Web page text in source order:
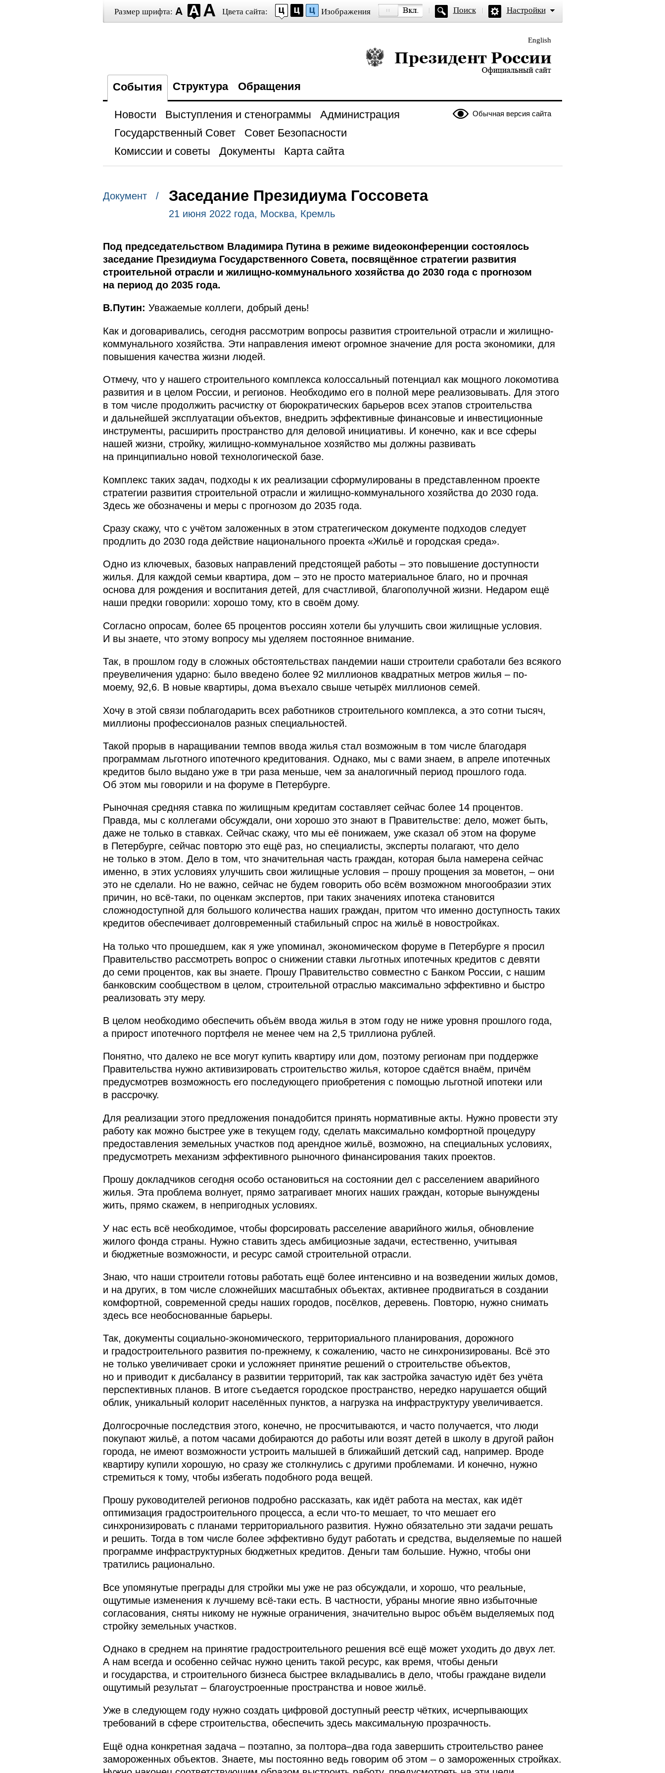
Размер шрифта: Цвета сайта: Изображения Поиск Настройки
English
Президент России — официальный сайт
События Структура Обращения
Обычная версия сайта
Новости Выступления и стенограммы
Администрация
Государственный Совет
Совет Безопасности
Комиссии и советы
Документы Карта сайта
Документ / Заседание Президиума Госсовета
21 июня 2022 года, Москва, Кремль
Под председательством Владимира Путина в режиме видеоконференции состоялось
заседание Президиума Государственного Совета, посвящённое стратегии развития
строительной отрасли и жилищно-коммунального хозяйства до 2030 года с прогнозом
на период до 2035 года.
В.Путин: Уважаемые коллеги, добрый день!
Как и договаривались, сегодня рассмотрим вопросы развития строительной отрасли и жилищно-
коммунального хозяйства. Эти направления имеют огромное значение для роста экономики, для
повышения качества жизни людей.
Отмечу, что у нашего строительного комплекса колоссальный потенциал как мощного локомотива
развития и в целом России, и регионов. Необходимо его в полной мере реализовывать. Для этого
в том числе продолжить расчистку от бюрократических барьеров всех этапов строительства
и дальнейшей эксплуатации объектов, внедрить эффективные финансовые и инвестиционные
инструменты, расширить пространство для деловой инициативы. И конечно, как и все сферы
нашей жизни, стройку, жилищно-коммунальное хозяйство мы должны развивать
на принципиально новой технологической базе.
Комплекс таких задач, подходы к их реализации сформулированы в представленном проекте
стратегии развития строительной отрасли и жилищно-коммунального хозяйства до 2030 года.
Здесь же обозначены и меры с прогнозом до 2035 года.
Сразу скажу, что с учётом заложенных в этом стратегическом документе подходов следует
продлить до 2030 года действие национального проекта «Жильё и городская среда».
Одно из ключевых, базовых направлений предстоящей работы – это повышение доступности
жилья. Для каждой семьи квартира, дом – это не просто материальное благо, но и прочная
основа для рождения и воспитания детей, для счастливой, благополучной жизни. Недаром ещё
наши предки говорили: хорошо тому, кто в своём дому.
Согласно опросам, более 65 процентов россиян хотели бы улучшить свои жилищные условия.
И вы знаете, что этому вопросу мы уделяем постоянное внимание.
Так, в прошлом году в сложных обстоятельствах пандемии наши строители сработали без всякого
преувеличения ударно: было введено более 92 миллионов квадратных метров жилья – по-
моему, 92,6. В новые квартиры, дома въехало свыше четырёх миллионов семей.
Хочу в этой связи поблагодарить всех работников строительного комплекса, а это сотни тысяч,
миллионы профессионалов разных специальностей.
Такой прорыв в наращивании темпов ввода жилья стал возможным в том числе благодаря
программам льготного ипотечного кредитования. Однако, мы с вами знаем, в апреле ипотечных
кредитов было выдано уже в три раза меньше, чем за аналогичный период прошлого года.
Об этом мы говорили и на форуме в Петербурге.
Рыночная средняя ставка по жилищным кредитам составляет сейчас более 14 процентов.
Правда, мы с коллегами обсуждали, они хорошо это знают в Правительстве: дело, может быть,
даже не только в ставках. Сейчас скажу, что мы её понижаем, уже сказал об этом на форуме
в Петербурге, сейчас повторю это ещё раз, но специалисты, эксперты полагают, что дело
не только в этом. Дело в том, что значительная часть граждан, которая была намерена сейчас
именно, в этих условиях улучшить свои жилищные условия – прошу прощения за моветон, – они
это не сделали. Но не важно, сейчас не будем говорить обо всём возможном многообразии этих
причин, но всё-таки, по оценкам экспертов, при таких значениях ипотека становится
сложнодоступной для большого количества наших граждан, притом что именно доступность таких
кредитов обеспечивает долговременный стабильный спрос на жильё в новостройках.
На только что прошедшем, как я уже упоминал, экономическом форуме в Петербурге я просил
Правительство рассмотреть вопрос о снижении ставки льготных ипотечных кредитов с девяти
до семи процентов, как вы знаете. Прошу Правительство совместно с Банком России, с нашим
банковским сообществом в целом, строительной отраслью максимально эффективно и быстро
реализовать эту меру.
В целом необходимо обеспечить объём ввода жилья в этом году не ниже уровня прошлого года,
а прирост ипотечного портфеля не менее чем на 2,5 триллиона рублей.
Понятно, что далеко не все могут купить квартиру или дом, поэтому регионам при поддержке
Правительства нужно активизировать строительство жилья, которое сдаётся внаём, причём
предусмотрев возможность его последующего приобретения с помощью льготной ипотеки или
в рассрочку.
Для реализации этого предложения понадобится принять нормативные акты. Нужно провести эту
работу как можно быстрее уже в текущем году, сделать максимально комфортной процедуру
предоставления земельных участков под арендное жильё, возможно, на специальных условиях,
предусмотреть механизм эффективного рыночного финансирования таких проектов.
Прошу докладчиков сегодня особо остановиться на состоянии дел с расселением аварийного
жилья. Эта проблема волнует, прямо затрагивает многих наших граждан, которые вынуждены
жить, прямо скажем, в непригодных условиях.
У нас есть всё необходимое, чтобы форсировать расселение аварийного жилья, обновление
жилого фонда страны. Нужно ставить здесь амбициозные задачи, естественно, учитывая
и бюджетные возможности, и ресурс самой строительной отрасли.
Знаю, что наши строители готовы работать ещё более интенсивно и на возведении жилых домов,
и на других, в том числе сложнейших масштабных объектах, активнее продвигаться в создании
комфортной, современной среды наших городов, посёлков, деревень. Повторю, нужно снимать
здесь все необоснованные барьеры.
Так, документы социально-экономического, территориального планирования, дорожного
и градостроительного развития по-прежнему, к сожалению, часто не синхронизированы. Всё это
не только увеличивает сроки и усложняет принятие решений о строительстве объектов,
но и приводит к дисбалансу в развитии территорий, так как застройка зачастую идёт без учёта
перспективных планов. В итоге съедается городское пространство, нередко нарушается общий
облик, уникальный колорит населённых пунктов, а нагрузка на инфраструктуру увеличивается.
Долгосрочные последствия этого, конечно, не просчитываются, и часто получается, что люди
покупают жильё, а потом часами добираются до работы или возят детей в школу в другой район
города, не имеют возможности устроить малышей в ближайший детский сад, например. Вроде
квартиру купили хорошую, но сразу же столкнулись с другими проблемами. И конечно, нужно
стремиться к тому, чтобы избегать подобного рода вещей.
Прошу руководителей регионов подробно рассказать, как идёт работа на местах, как идёт
оптимизация градостроительного процесса, а если что-то мешает, то что мешает его
синхронизировать с планами территориального развития. Нужно обязательно эти задачи решать
и решить. Тогда в том числе более эффективно будут работать и средства, выделяемые по нашей
программе инфраструктурных бюджетных кредитов. Деньги там большие. Нужно, чтобы они
тратились рационально.
Все упомянутые преграды для стройки мы уже не раз обсуждали, и хорошо, что реальные,
ощутимые изменения к лучшему всё-таки есть. В частности, убраны многие явно избыточные
согласования, сняты никому не нужные ограничения, значительно вырос объём выделяемых под
стройку земельных участков.
Однако в среднем на принятие градостроительного решения всё ещё может уходить до двух лет.
А нам всегда и особенно сейчас нужно ценить такой ресурс, как время, чтобы деньги
и государства, и строительного бизнеса быстрее вкладывались в дело, чтобы граждане видели
ощутимый результат – благоустроенные пространства и новое жильё.
Уже в следующем году нужно создать цифровой доступный реестр чётких, исчерпывающих
требований в сфере строительства, обеспечить здесь максимальную прозрачность.
Ещё одна конкретная задача – поэтапно, за полтора–два года завершить строительство ранее
замороженных объектов. Знаете, мы постоянно ведь говорим об этом – о замороженных стройках.